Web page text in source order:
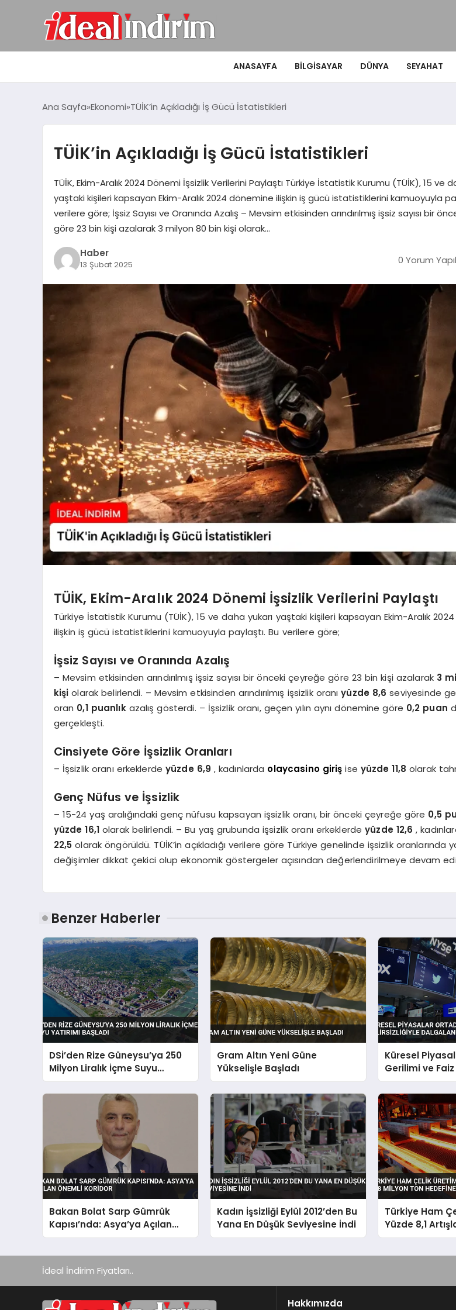
ANASAYFA BILGISAYAR DÜNYA SEYAHAT
Ana Sayfa Ekonomi TÜİK’in Açıkladığı İş Gücü İstatistikleri
TÜİK’in Açıkladığı İş Gücü İstatistikleri
TÜİK, Ekim-Aralık 2024 Dönemi İşsizlik Verilerini Paylaştı Türkiye İstatistik Kurumu (TÜİK), 15 ve
yaştaki kişileri kapsayan Ekim-Aralık 2024 dönemine ilişkin iş gücü istatistiklerini kamuoyuyla
verilere göre; İşsiz Sayısı ve Oranında Azalış – Mevsim etkisinden arındırılmış işsiz sayısı bir
göre 23 bin kişi azalarak 3 milyon 80 bin kişi olarak…
Haber
13 Şubat 2025 0 Yorum
TÜİK, Ekim-Aralık 2024 Dönemi İşsizlik Verilerini Paylaştı
Türkiye İstatistik Kurumu (TÜİK), 15 ve daha yukarı yaştaki kişileri kapsayan Ekim-Aralık
ilişkin iş gücü istatistiklerini kamuoyuyla paylaştı. Bu verilere göre;
İşsiz Sayısı ve Oranında Azalış
– Mevsim etkisinden arındırılmış işsiz sayısı bir önceki çeyreğe göre 23 bin kişi azalarak 3
kişiolarak belirlendi. – Mevsim etkisinden arındırılmış işsizlik oranıyüzde 8,6seviyesinde
oran 0,1 puanlık azalış gösterdi. – İşsizlik oranı, geçen yılın aynı dönemine göre 0,2 puan
gerçekleşti.
Cinsiyete Göre İşsizlik Oranları
– İşsizlik oranı erkeklerde yüzde 6,9 , kadınlarda olaycasino giriş ise yüzde 11,8 olarak
Genç Nüfus ve İşsizlik
– 15-24 yaş aralığındaki genç nüfusu kapsayan işsizlik oranı, bir önceki çeyreğe göre 0,5
yüzde 16,1 olarak belirlendi. – Bu yaş grubunda işsizlik oranı erkeklerdeyüzde 12,6,
22,5olarak öngörüldü. TÜİK’in açıkladığı verilere göre Türkiye genelinde işsizlik oranlarında
değişimler dikkat çekici olup ekonomik göstergeler açısından değerlendirilmeye devam
Benzer Haberler
DSİ’den Rize Güneysu’ya 250
Milyon Liralık İçme Suyu
Yatırımı Başladı
Gram Altın Yeni Güne
Yükselişle Başladı
Küresel
Gerilimi ve
Dalgalandı
Bakan Bolat Sarp Gümrük
Kapısı’nda: Asya’ya Açılan
Önemli Koridor
Kadın İşsizliği Eylül 2012’den Bu
Yana En Düşük Seviyesine İndi
Türkiye Ham
Yüzde 8,1
Ton Hedefine
İdeal İndirim Fiyatları..
Hakkımızda